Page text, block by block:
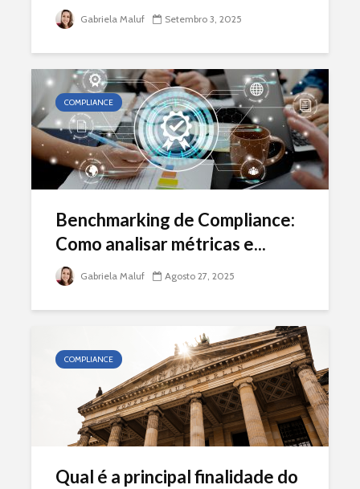
Gabriela Maluf Setembro 3, 2025
COMPLIANCE
Benchmarking de Compliance:
Como analisar métricas e...
Gabriela Maluf Agosto 27, 2025
COMPLIANCE
Qual é a principal finalidade do